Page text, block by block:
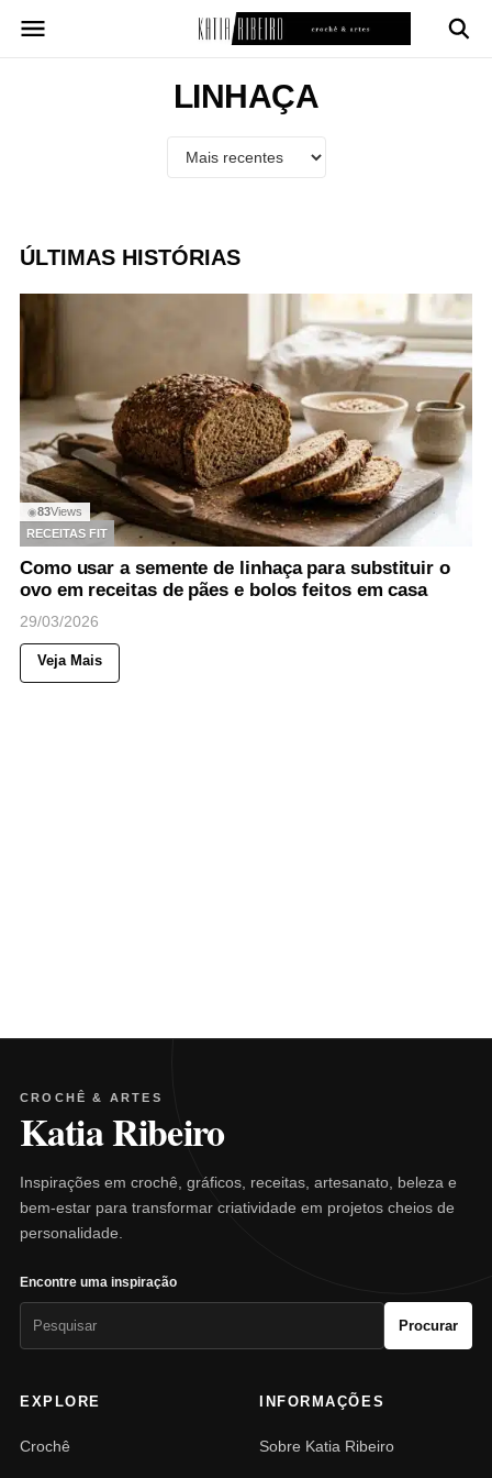
para
LINHAÇA
ÚLTIMAS HISTÓRIAS
◉83Views
RECEITAS FIT
Como usar a semente de linhaça para substituir o
ovo em receitas de pães e bolos feitos em casa
29/03/2026
Veja Mais
CROCHÊ & ARTES
Katia Ribeiro
Inspirações em crochê, gráficos, receitas, artesanato, beleza e
bem-estar para transformar criatividade em projetos cheios de
personalidade.
Encontre uma inspiração
Procurar
EXPLORE
Crochê
INFORMAÇÕES
Sobre Katia Ribeiro